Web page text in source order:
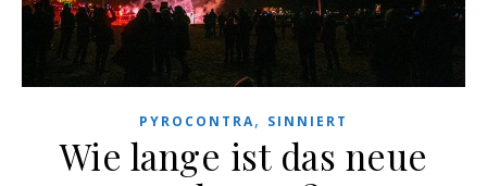
PYROCONTRA, SINNIERT
Wie lange ist das neue